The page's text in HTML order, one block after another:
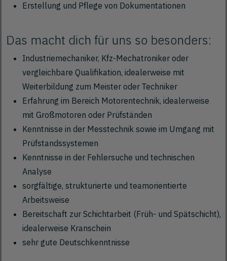
Erstellung und Pflege von Dokumentationen
Das macht dich für uns so besonders:
Industriemechaniker, Kfz-Mechatroniker oder
vergleichbare Qualifikation, idealerweise mit
Weiterbildung zum Meister oder Techniker
Erfahrung im Bereich Motorentechnik, idealerweise
mit Großmotoren oder Prüfständen
Kenntnisse in der Messtechnik sowie im Umgang mit
Prüfstandssystemen
Kenntnisse in der Fehlersuche und technischen
Analyse
sorgfältige, strukturierte und teamorientierte
Arbeitsweise
Bereitschaft zur Schichtarbeit (Früh- und Spätschicht),
idealerweise Kranschein
sehr gute Deutschkenntnisse